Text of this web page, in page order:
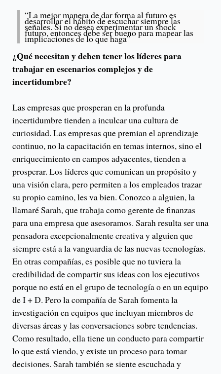
“La mejor manera de dar forma al futuro es
desarrollar el hábito de escuchar siempre las
señales. Si no desea experimentar un shock
futuro, entonces debe ser bueno para mapear las
implicaciones de lo que haga”
¿Qué necesitan y deben tener los líderes para
trabajar en escenarios complejos y de
incertidumbre?
Las empresas que prosperan en la profunda
incertidumbre tienden a inculcar una cultura de
curiosidad. Las empresas que premian el aprendizaje
continuo, no la capacitación en temas internos, sino el
enriquecimiento en campos adyacentes, tienden a
prosperar. Los líderes que comunican un propósito y
una visión clara, pero permiten a los empleados trazar
su propio camino, les va bien. Conozco a alguien, la
llamaré Sarah, que trabaja como gerente de finanzas
para una empresa que asesoramos. Sarah resulta ser una
pensadora excepcionalmente creativa y alguien que
siempre está a la vanguardia de las nuevas tecnologías.
En otras compañías, es posible que no tuviera la
credibilidad de compartir sus ideas con los ejecutivos
porque no está en el grupo de tecnología o en un equipo
de I + D. Pero la compañía de Sarah fomenta la
investigación en equipos que incluyan miembros de
diversas áreas y las conversaciones sobre tendencias.
Como resultado, ella tiene un conducto para compartir
lo que está viendo, y existe un proceso para tomar
decisiones. Sarah también se siente escuchada y